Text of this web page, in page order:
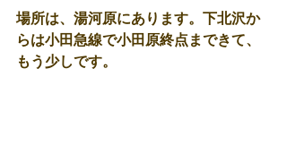
場所は、湯河原にあります。下北沢か
らは小田急線で小田原終点まできて、
もう少しです。